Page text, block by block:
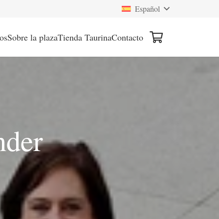
Español
Sobre la plazaTienda TaurinaContacto